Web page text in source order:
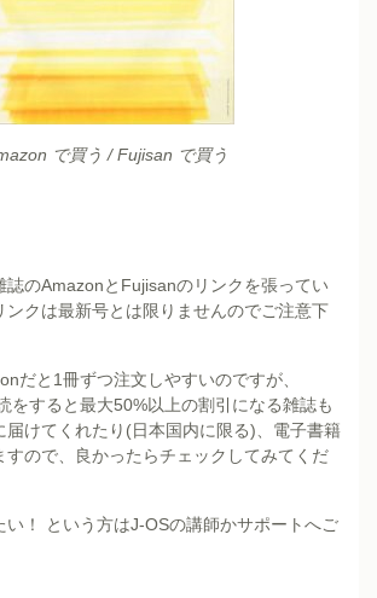
で買う /Fujisan で買う
誌のAmazonとFujisanのリンクを張ってい
ンクは最新号とは限りませんのでご注意下
だと1冊ずつ注文しやすいのですが、
をすると最大50%以上の割引になる雑誌も
届けてくれたり(日本国内に限る)、電子書籍
すので、良かったらチェックしてみてくだ
い！ という方はJ-OSの講師かサポートへご